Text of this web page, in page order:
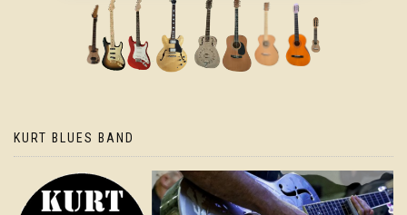
KURT BLUES BAND